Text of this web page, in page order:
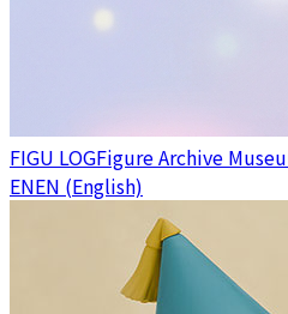
FIGU LOGFigure Archive
ENEN (English)